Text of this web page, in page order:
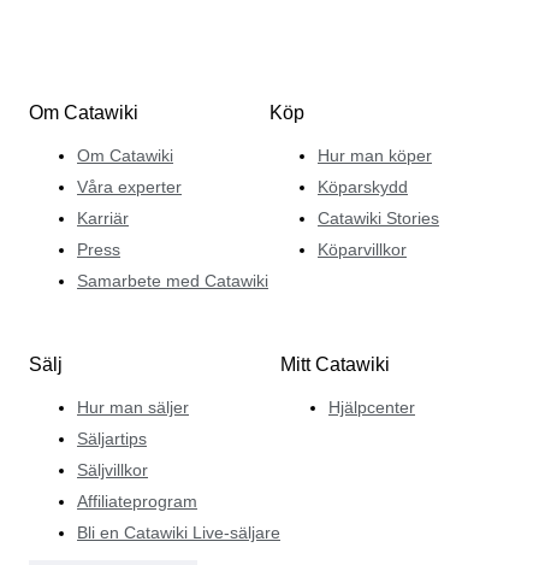
Om Catawiki
Om Catawiki
Våra experter
Karriär
Press
Samarbete med Catawiki
Köp
Hur man köper
Köparskydd
Catawiki Stories
Köparvillkor
Sälj
Hur man säljer
Säljartips
Säljvillkor
Affiliateprogram
Bli en Catawiki Live-säljare
Mitt Catawiki
Hjälpcenter